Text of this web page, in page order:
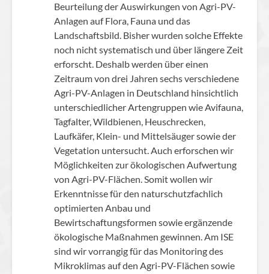
Beurteilung der Auswirkungen von Agri-PV-
Anlagen auf Flora, Fauna und das
Landschaftsbild. Bisher wurden solche Effekte
noch nicht systematisch und über längere Zeit
erforscht. Deshalb werden über einen
Zeitraum von drei Jahren sechs verschiedene
Agri-PV-Anlagen in Deutschland hinsichtlich
unterschiedlicher Artengruppen wie Avifauna,
Tagfalter, Wildbienen, Heuschrecken,
Laufkäfer, Klein- und Mittelsäuger sowie der
Vegetation untersucht. Auch erforschen wir
Möglichkeiten zur ökologischen Aufwertung
von Agri-PV-Flächen. Somit wollen wir
Erkenntnisse für den naturschutzfachlich
optimierten Anbau und
Bewirtschaftungsformen sowie ergänzende
ökologische Maßnahmen gewinnen. Am ISE
sind wir vorrangig für das Monitoring des
Mikroklimas auf den Agri-PV-Flächen sowie